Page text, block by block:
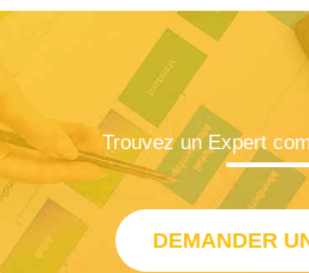
Trouvez un Expert
DEMANDER